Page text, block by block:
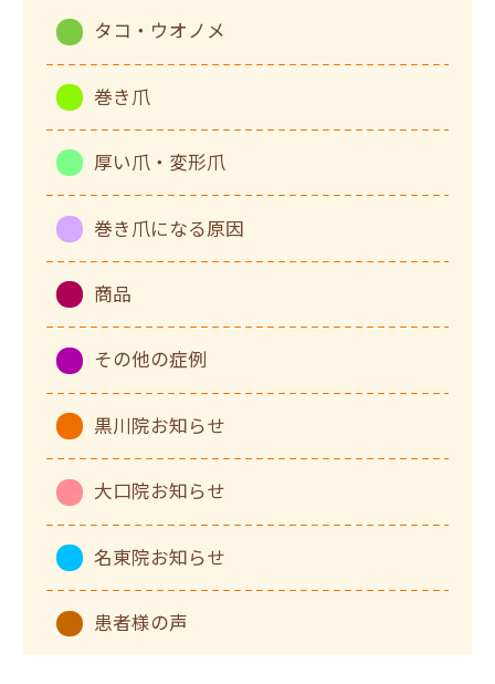
タコ・ウオノメ
巻き爪
厚い爪・変形爪
巻き爪になる原因
商品
その他の症例
黒川院お知らせ
大口院お知らせ
名東院お知らせ
患者様の声